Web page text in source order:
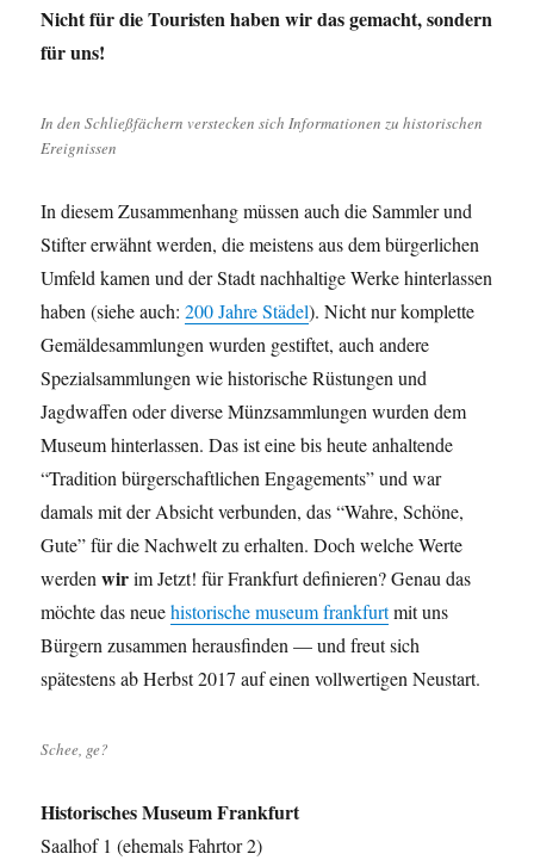
Nicht für die Touristen haben wir das gemacht, sondern
für uns!
In den Schließfächern verstecken sich Informationen zu historischen
Ereignissen
In diesem Zusammenhang müssen auch die Sammler und
Stifter erwähnt werden, die meistens aus dem bürgerlichen
Umfeld kamen und der Stadt nachhaltige Werke hinterlassen
haben (siehe auch:200 Jahre Städel). Nicht nur komplette
Gemäldesammlungen wurden gestiftet, auch andere
Spezialsammlungen wie historische Rüstungen und
Jagdwaffen oder diverse Münzsammlungen wurden dem
Museum hinterlassen. Das ist eine bis heute anhaltende
“Tradition bürgerschaftlichen Engagements” und war
damals mit der Absicht verbunden, das “Wahre, Schöne,
Gute” für die Nachwelt zu erhalten. Doch welche Werte
werdenwirim Jetzt! für Frankfurt definieren? Genau das
möchte das neuehistorische museum frankfurtmit uns
Bürgern zusammen herausfinden — und freut sich
spätestens ab Herbst 2017 auf einen vollwertigen Neustart.
Schee, ge?
Historisches Museum Frankfurt
Saalhof 1 (ehemals Fahrtor 2)